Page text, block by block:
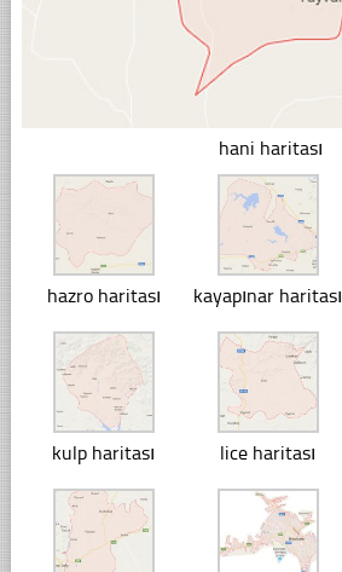
hani haritası
hazro haritası kayapınar haritası
kulp haritası lice haritası